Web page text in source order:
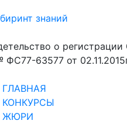
знаний
о
63577 от
ГЛАВНАЯ
КОНКУРСЫ
ЖЮРИ